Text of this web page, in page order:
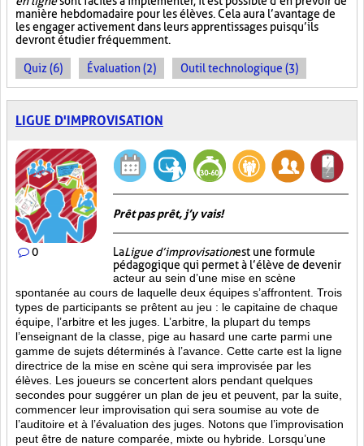
manière hebdomadaire pour les élèves. Cela aura l’avantage de
les engager activement dans leurs apprentissages puisqu’ils
devront étudier fréquemment.
Quiz (6) Évaluation (2) Outil technologique (3)
LIGUE D'IMPROVISATION
0
Prêt pas prêt, j’y vais!
LaLigue d’improvisationest une formule
pédagogique qui permet à l’élève de devenir
acteur au sein d’une mise en scène
spontanée au cours de laquelle deux équipes s’affrontent. Trois
types de participants se prêtent au jeu : le capitaine de chaque
équipe, l’arbitre et les juges. L’arbitre, la plupart du temps
l’enseignant de la classe, pige au hasard une carte parmi une
gamme de sujets déterminés à l’avance. Cette carte est la ligne
directrice de la mise en scène qui sera improvisée par les
élèves. Les joueurs se concertent alors pendant quelques
secondes pour suggérer un plan de jeu et peuvent, par la suite,
commencer leur improvisation qui sera soumise au vote de
l’auditoire et à l’évaluation des juges. Notons que l’improvisation
peut être de nature comparée, mixte ou hybride. Lorsqu’une